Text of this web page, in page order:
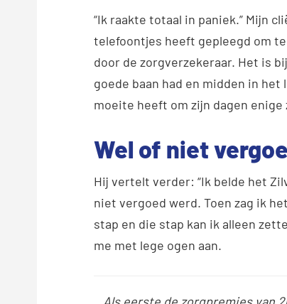
“Ik raakte totaal in paniek.” Mijn
telefoontjes heeft gepleegd om
door de zorgverzekeraar. Het is
goede baan had en midden in
moeite heeft om zijn dagen enige
Wel of niet
Hij vertelt verder: “Ik belde het
niet vergoed werd. Toen zag ik
stap en die stap kan ik alleen
me met lege ogen aan.